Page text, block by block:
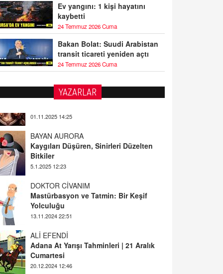
Ev yangını: 1 kişi hayatını
kaybetti
24 Temmuz 2026 Cuma
Bakan Bolat: Suudi Arabistan
transit ticareti yeniden açtı
24 Temmuz 2026 Cuma
YAZARLAR
BAYAN AURORA
Bitkiler
5.1.2025 12:23
DOKTOR CİVANIM
Yolculuğu
13.11.2024 22:51
ALİ EFENDİ
Cumartesi
20.12.2024 12:46
TUTKUNUN PERİSİ